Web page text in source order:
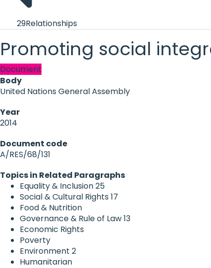
29Relationships
Promoting social
Document
Body
United Nations General Assembly
Year
2014
Document code
A/RES/68/131
Topics in Related Paragraphs
Equality & Inclusion25
Social & Cultural Rights 17
Food & Nutrition
Governance & Rule of Law13
Economic Rights
Poverty
Environment 2
Humanitarian